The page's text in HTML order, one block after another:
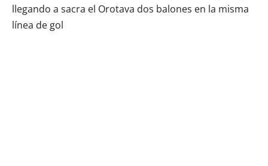
llegando a sacra el Orotava dos balones en la misma
línea de gol